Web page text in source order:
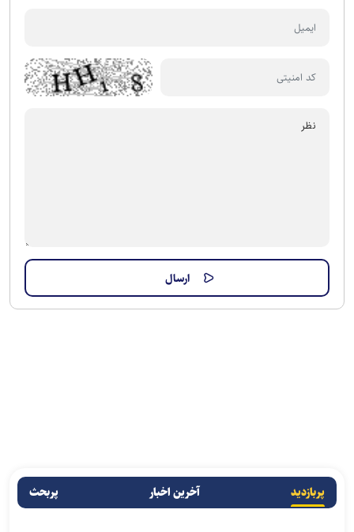
پربازدید آخرین اخبار پربحث